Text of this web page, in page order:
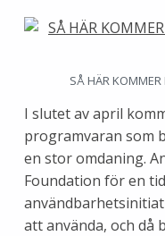
SÅ HÄR KOMMER
I slutet av april
programvaran som
en stor omdaning.
Foundation för en
att använda, och då